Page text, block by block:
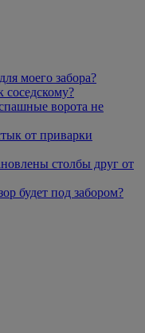
моего забора?
соседскому?
ворота не
от приварки
столбы друг от
будет под забором?